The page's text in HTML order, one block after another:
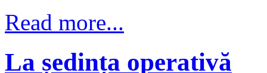
Read more...
La ședința operativă